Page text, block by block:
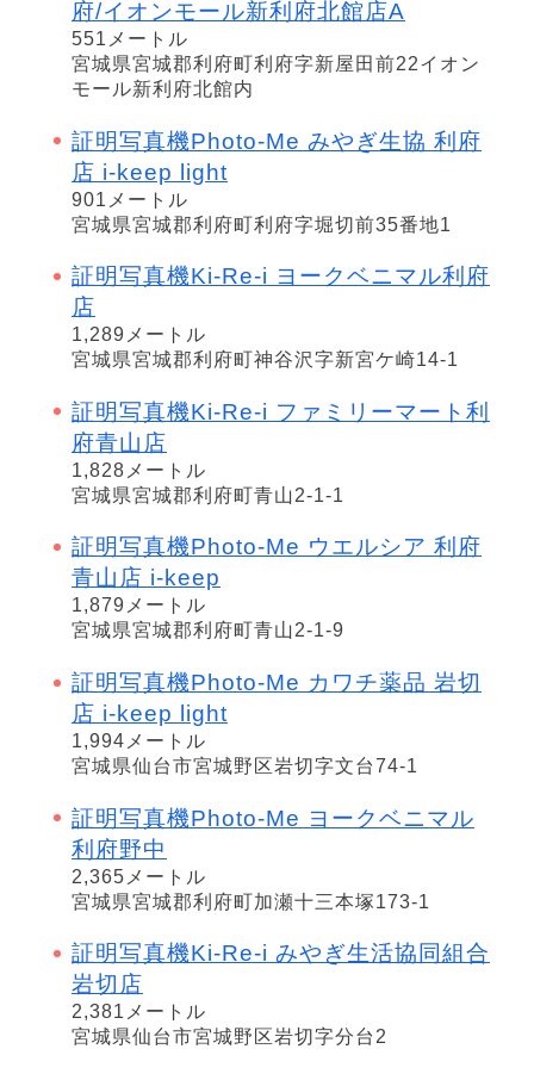
府/イオンモール新利府北館店A
551メートル
宮城県宮城郡利府町利府字新屋田前22イオン
モール新利府北館内
証明写真機Photo-Me みやぎ生協 利府
店 i-keep light
901メートル
宮城県宮城郡利府町利府字堀切前35番地1
証明写真機Ki-Re-i ヨークベニマル利府
店
1,289メートル
宮城県宮城郡利府町神谷沢字新宮ケ崎14-1
証明写真機Ki-Re-i ファミリーマート利
府青山店
1,828メートル
宮城県宮城郡利府町青山2-1-1
証明写真機Photo-Me ウエルシア 利府
青山店 i-keep
1,879メートル
宮城県宮城郡利府町青山2-1-9
証明写真機Photo-Me カワチ薬品 岩切
店 i-keep light
1,994メートル
宮城県仙台市宮城野区岩切字文台74-1
証明写真機Photo-Me ヨークベニマル
利府野中
2,365メートル
宮城県宮城郡利府町加瀬十三本塚173-1
証明写真機Ki-Re-i みやぎ生活協同組合
岩切店
2,381メートル
宮城県仙台市宮城野区岩切字分台2